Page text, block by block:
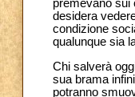
premevano sui
desidera
condizione
qualunque sia
Chi salverà
sua brama
potranno